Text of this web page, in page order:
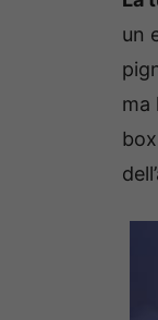
un
ma